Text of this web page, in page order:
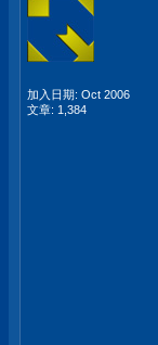
加入日期: Oct 2006
文章: 1,384